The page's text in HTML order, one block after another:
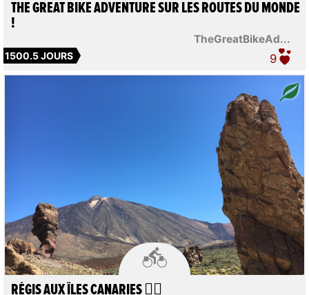
TheGreatBikeAd...
THE GREAT BIKE ADVENTURE SUR LES ROUTES DU MONDE
!
1500.5 JOURS 9

RÉGIS AUX ÎLES CANARIES 🚴‍♀️